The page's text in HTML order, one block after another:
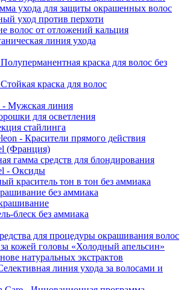
ухода для защиты окрашенных волос
уход против перхоти
волос от отложений кальция
линия ухода
краска для волос без
краска для волос
- Мужская линия
для осветления
стайлинга
- Красители прямого действия
(Франция)
гамма средств для блондирования
- Оксиды
краситель тон в тон без аммиака
без аммиака
блеск без аммиака
для процедуры окрашивания волос
кожей головы «Холодный апельсин»
натуральных экстрактов
линия ухода за волосами и